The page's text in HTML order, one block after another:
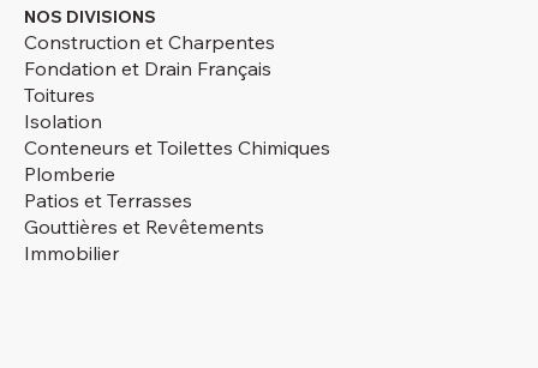
NOS DIVISIONS
Construction et Charpentes
Fondation et Drain Français
Toitures
Isolation
Conteneurs et Toilettes Chimiques
Plomberie
Patios et Terrasses
Gouttières et Revêtements
Immobilier